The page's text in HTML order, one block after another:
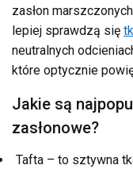
zasłon
lepiej sprawdzą się
neutralnych
które optycznie
Jakie są
zasłonowe?
Tafta – to sztywna